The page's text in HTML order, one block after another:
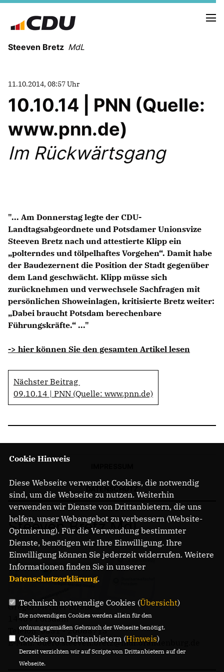
Steeven Bretz MdL
VITA
WAHLKREISBESUCHE
PRESSEFOTOS
MEIN BÜRGERBÜRO
Redebeiträge
Anträge CDU
Kleine Anfragen
CDU Deutschland
CDU Fraktion im Brandenburger Landtag
CDU Brandenburg
CDU Potsdam
11.10.2014, 08:57 Uhr
10.10.14 | PNN (Quelle:
www.pnn.de)
Im Rückwärtsgang
"... Am Donnerstag legte der CDU-
Landtagsabgeordnete und Potsdamer Unionsvize
Steeven Bretz nach und attestierte Klipp ein
polterndes und tölpelhaftes Vorgehen“. Damit habe
der Baudezernent die Position der Stadt gegenüber
dem Land geschwächt. Klipp müsse sich
zurücknehmen und verwechsele Sachfragen mit
persönlichen Showeinlagen, kritisierte Bretz weiter:
Dabei braucht Potsdam berechenbare
Führungskräfte.“ ..."
-> hier können Sie den gesamten Artikel lesen
Nächster Beitrag
09.10.14 | PNN (Quelle: www.pnn.de)
Steeven Bretz MdL
Gregor-Mendel-Straße 3
14469 Potsdam
Telefon: 0331 - 20085713
E-Mail: buero.steeven.bretz@mdl.brandenburg.de
Cookie Hinweis
Diese Webseite verwendet Cookies, die notwendig
sind, um die Webseite zu nutzen. Weiterhin
verwenden wir Dienste von Drittanbietern, die uns
helfen, unser Webangebot zu verbessern (Website-
Optmierung). Für die Verwendung bestimmter
Dienste, benötigen wir Ihre Einwilligung. Ihre
Einwilligung können Sie jederzeit widerrufen. Weitere
Informationen finden Sie in unserer
Datenschutzerklärung.
Technisch notwendige Cookies (Übersicht)
Die notwendigen Cookies werden allein für den
ordnungsgemäßen Gebrauch der Webseite benötigt.
Cookies von Drittanbietern (Hinweis)
Derzeit verzichten wir auf Scripte von Drittanbietern auf der
Webseite.